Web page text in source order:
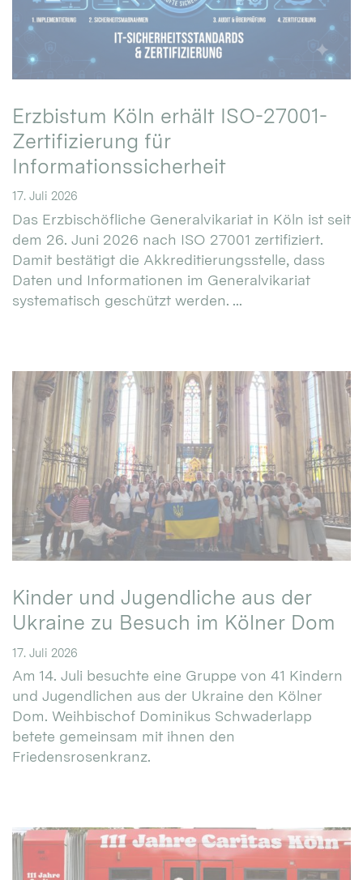
Erzbistum Köln erhält ISO-27001-
Zertifizierung für
Informationssicherheit
17. Juli 2026
Das Erzbischöfliche Generalvikariat in Köln ist seit
dem 26. Juni 2026 nach ISO 27001 zertifiziert.
Damit bestätigt die Akkreditierungsstelle, dass
Daten und Informationen im Generalvikariat
systematisch geschützt werden. ...
Kinder und Jugendliche aus der
Ukraine zu Besuch im Kölner Dom
17. Juli 2026
Am 14. Juli besuchte eine Gruppe von 41 Kindern
und Jugendlichen aus der Ukraine den Kölner
Dom. Weihbischof Dominikus Schwaderlapp
betete gemeinsam mit ihnen den
Friedensrosenkranz.